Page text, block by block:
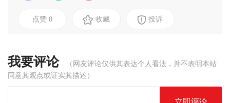
点赞 0 收藏 投诉
我要评论
（网友评论仅供其表达个人看法，并不表明本站
同意其观点或证实其描述）